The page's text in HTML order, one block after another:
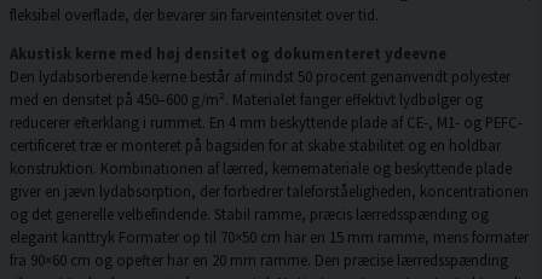
fleksibel overflade, der bevarer sin farveintensitet over tid.
Akustisk kerne med høj densitet og dokumenteret ydeevne
Den lydabsorberende kerne består af mindst 50 procent genanvendt polyester
med en densitet på 450–600 g/m². Materialet fanger effektivt lydbølger og
reducerer efterklang i rummet. En 4 mm beskyttende plade af CE-, M1- og PEFC-
certificeret træ er monteret på bagsiden for at skabe stabilitet og en holdbar
konstruktion. Kombinationen af lærred, kernemateriale og beskyttende plade
giver en jævn lydabsorption, der forbedrer taleforståeligheden, koncentrationen
og det generelle velbefindende. Stabil ramme, præcis lærredsspænding og
elegant kanttryk Formater op til 70×50 cm har en 15 mm ramme, mens formater
fra 90×60 cm og opefter har en 20 mm ramme. Den præcise lærredsspænding